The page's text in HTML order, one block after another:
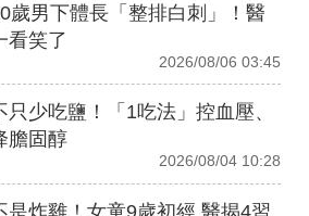
歲男下體長「整排白刺」！醫
看笑了
2026/08/06 03:45
只少吃鹽！「1吃法」控血壓、
膽固醇
2026/08/04 10:28